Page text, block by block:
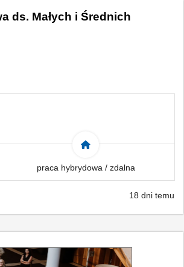
ds. Małych i Średnich
praca hybrydowa / zdalna
18 dni temu